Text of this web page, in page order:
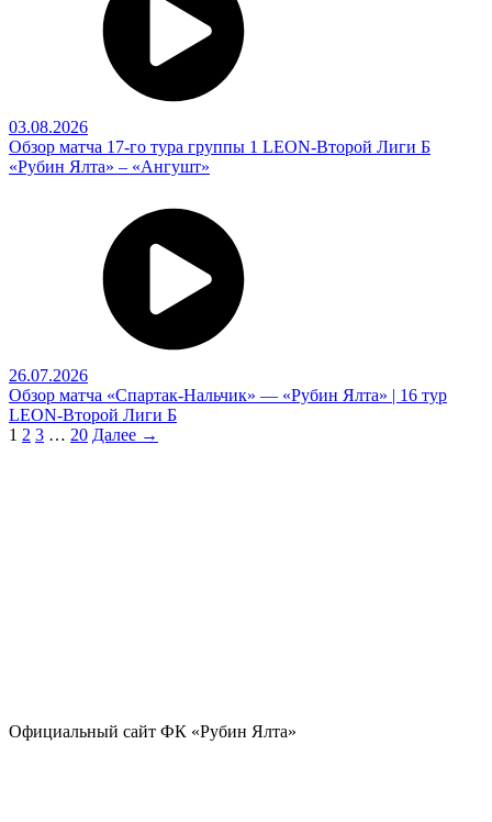
03.08.2026
Обзор матча 17-го тура группы 1 LEON-Второй Лиги Б
«Рубин Ялта» – «Ангушт»
26.07.2026
Обзор матча «Спартак-Нальчик» — «Рубин Ялта» | 16 тур
LEON-Второй Лиги Б
1 2 3 … 20 Далее →
Официальный сайт ФК «Рубин Ялта»